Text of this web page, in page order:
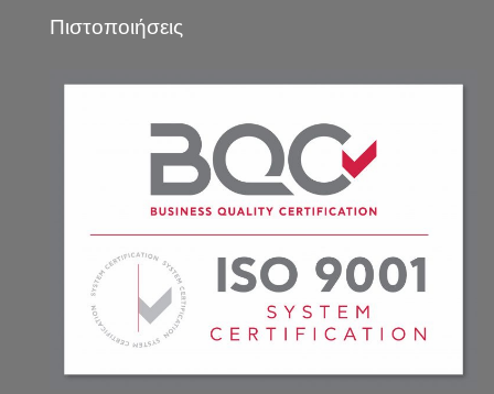
Πιστοποιήσεις